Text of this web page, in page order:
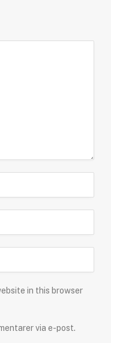
in this browser
via e-post.